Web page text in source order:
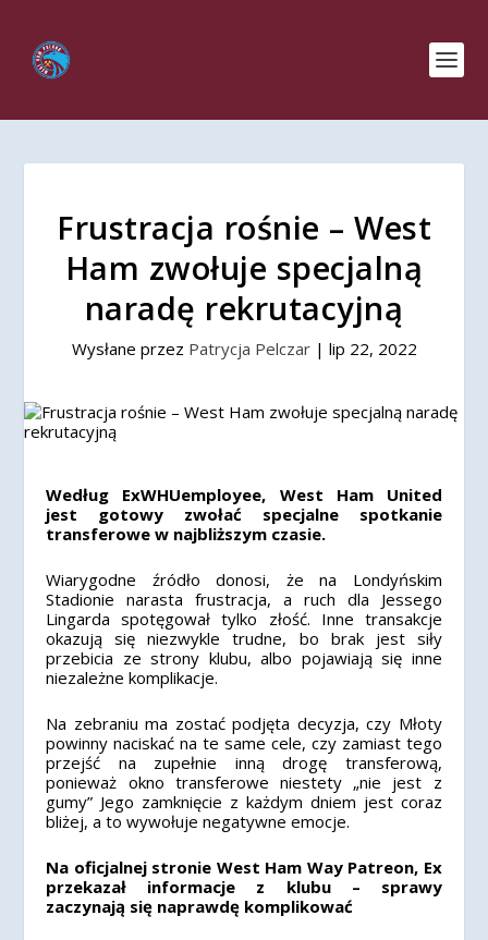
Frustracja rośnie – West
Ham zwołuje specjalną
naradę rekrutacyjną
Wysłane przez Patrycja Pelczar| lip 22, 2022
Według ExWHUemployee, West Ham United
jest gotowy zwołać specjalne spotkanie
transferowe w najbliższym czasie.
Wiarygodne źródło donosi, że na Londyńskim
Stadionie narasta frustracja, a ruch dla Jessego
Lingarda spotęgował tylko złość. Inne transakcje
okazują się niezwykle trudne, bo brak jest siły
przebicia ze strony klubu, albo pojawiają się inne
niezależne komplikacje.
Na zebraniu ma zostać podjęta decyzja, czy Młoty
powinny naciskać na te same cele, czy zamiast tego
przejść na zupełnie inną drogę transferową,
ponieważ okno transferowe niestety „nie jest z
gumy” Jego zamknięcie z każdym dniem jest coraz
bliżej, a to wywołuje negatywne emocje.
Na oficjalnej stronie West Ham Way Patreon, Ex
przekazał informacje z klubu – sprawy
zaczynają się naprawdę komplikować